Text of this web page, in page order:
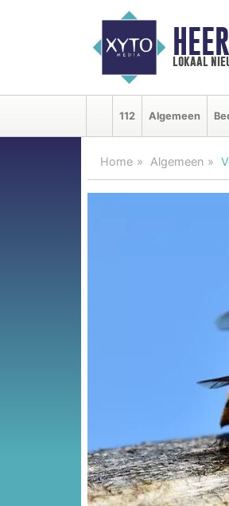
lokaal
112 Algemeen
Home Algemeen